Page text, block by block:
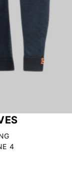
4